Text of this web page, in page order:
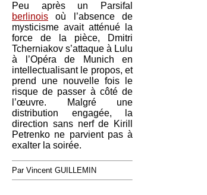
Peu après un Parsifal
berlinois où l’absence de
mysticisme avait atténué la
force de la pièce, Dmitri
Tcherniakov s’attaque à Lulu
à l’Opéra de Munich en
intellectualisant le propos, et
prend une nouvelle fois le
risque de passer à côté de
l’œuvre. Malgré une
distribution engagée, la
direction sans nerf de Kirill
Petrenko ne parvient pas à
exalter la soirée.
Par Vincent GUILLEMIN